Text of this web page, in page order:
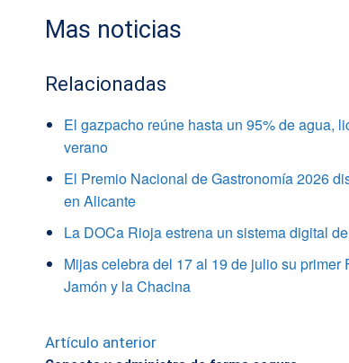
Mas noticias
Relacionadas
El gazpacho reúne hasta un 95% de agua,
verano
El Premio Nacional de Gastronomía 2026
en Alicante
La DOCa Rioja estrena un sistema digital
Mijas celebra del 17 al 19 de julio su
Jamón y la Chacina
Artículo anterior